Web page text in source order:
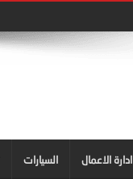
ادارة الاعمال السيارات